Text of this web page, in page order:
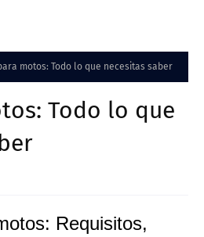
motos: Todo lo que necesitas saber
Todo lo que
Requisitos,